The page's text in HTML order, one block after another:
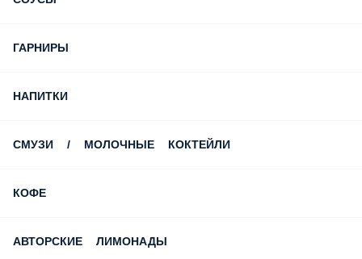
ГАРНИРЫ
НАПИТКИ
СМУЗИ / МОЛОЧНЫЕ КОКТЕЙЛИ
КОФЕ
АВТОРСКИЕ ЛИМОНАДЫ